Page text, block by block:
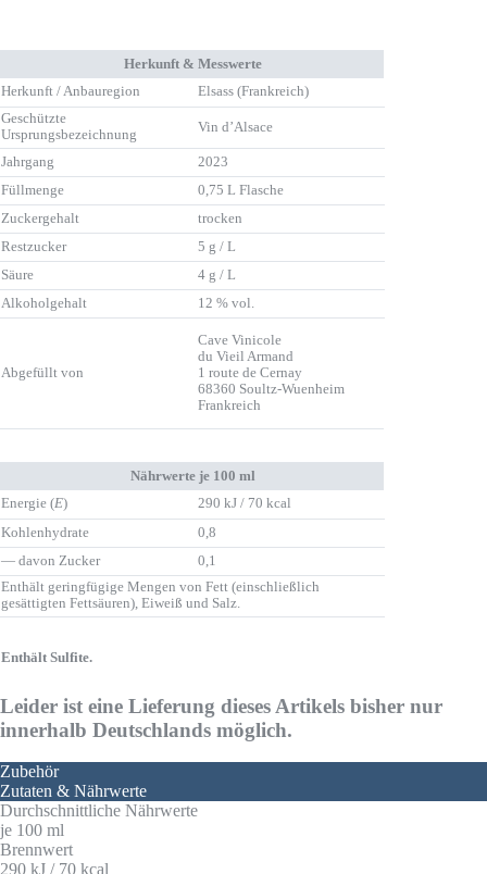
Herkunft & Messwerte
Herkunft / Anbauregion
Elsass (Frankreich)
Geschützte
Ursprungsbezeichnung
Vin d’Alsace
Jahrgang
2023
Füllmenge
0,75 L Flasche
Zuckergehalt
trocken
Restzucker
5 g / L
Säure
4 g / L
Alkoholgehalt
12 % vol.
Abgefüllt von
Cave Vinicole
du Vieil Armand
1 route de Cernay
68360 Soultz-Wuenheim
Frankreich
Nährwerte je 100 ml
Energie (E)
290 kJ / 70 kcal
Kohlenhydrate
0,8
— davon Zucker
0,1
Enthält geringfügige Mengen von Fett (einschließlich
gesättigten Fettsäuren), Eiweiß und Salz.
Enthält Sulfite.
Leider ist eine Lieferung dieses Artikels bisher nur
innerhalb Deutschlands möglich.
Zubehör
Zutaten & Nährwerte
Durchschnittliche Nährwerte
je 100 ml
Brennwert
290 kJ / 70 kcal